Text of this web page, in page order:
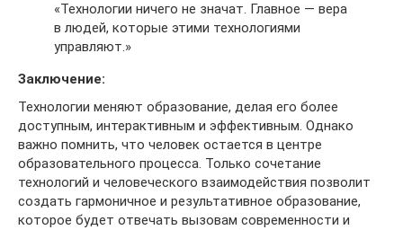
«Технологии ничего не значат. Главное — вера
в людей, которые этими технологиями
управляют.»
Заключение:
Технологии меняют образование, делая его более
доступным, интерактивным и эффективным. Однако
важно помнить, что человек остается в центре
образовательного процесса. Только сочетание
технологий и человеческого взаимодействия позволит
создать гармоничное и результативное образование,
которое будет отвечать вызовам современности и